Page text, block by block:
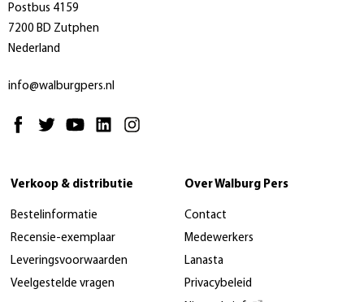
Postbus 4159
7200 BD Zutphen
Nederland
info@walburgpers.nl
Verkoop & distributie
Bestelinformatie
Recensie-exemplaar
Leveringsvoorwaarden
Veelgestelde vragen
Over Walburg Pers
Contact
Medewerkers
Lanasta
Privacybeleid